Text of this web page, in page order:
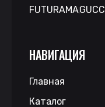
FUTURAMAGUCCI
НАВИГАЦИЯ
Главная
Каталог